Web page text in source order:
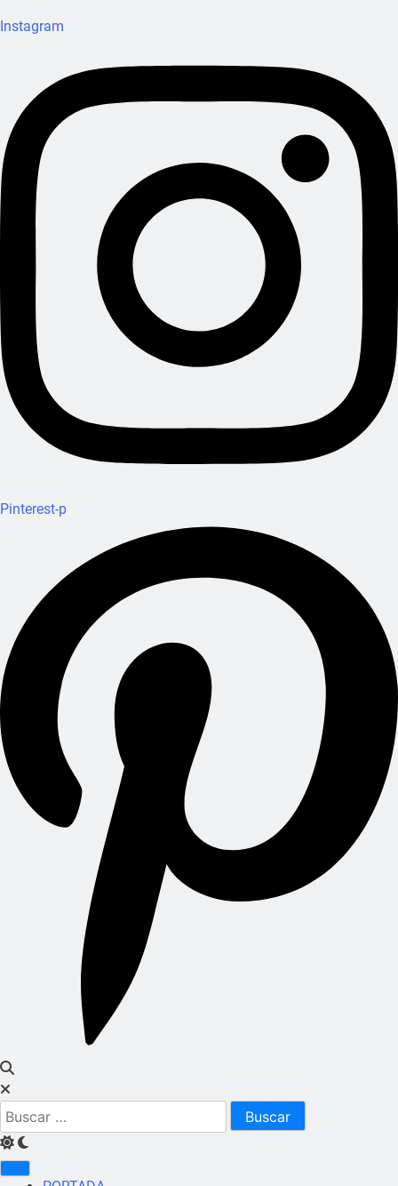
Instagram
Pinterest-p
Buscar: